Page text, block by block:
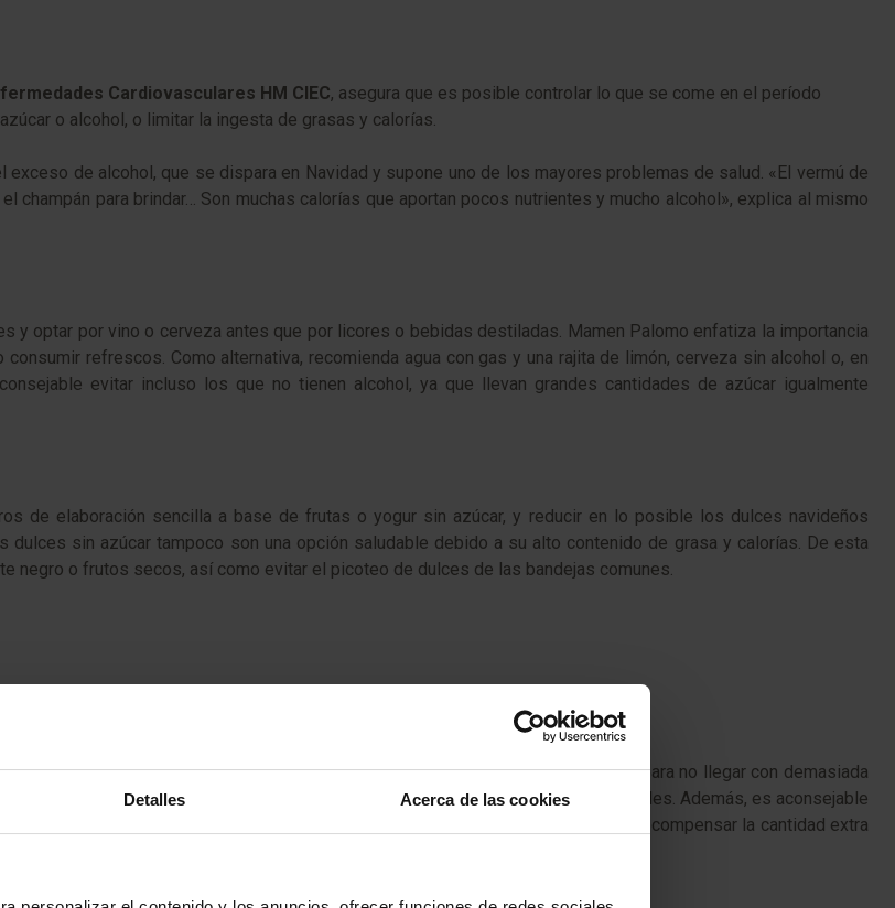
Detalles Acerca de las cookies
Cardiovasculares HM CIEC, asegura que es posible controlar lo que se come en el período
o alcohol, o limitar la ingesta de grasas y calorías.
de alcohol, que se dispara en Navidad y supone uno de los mayores problemas de salud. «El vermú de
champán para brindar… Son muchas calorías que aportan pocos nutrientes y mucho alcohol», explica al mismo
y optar por vino o cerveza antes que por licores o bebidas destiladas. Mamen Palomo enfatiza la importancia
refrescos. Como alternativa, recomienda agua con gas y una rajita de limón, cerveza sin alcohol o, en
evitar incluso los que no tienen alcohol, ya que llevan grandes cantidades de azúcar igualmente
de elaboración sencilla a base de frutas o yogur sin azúcar, y reducir en lo posible los dulces navideños
dulces sin azúcar tampoco son una opción saludable debido a su alto contenido de grasa y calorías. De esta
negro o frutos secos, así como evitar el picoteo de dulces de las bandejas comunes.
las grasas
la especialista de HM Hospitales recomienda comer cinco veces al día para no llegar con demasiada
vez de carnes y, en caso de decantarse por esta opción, eliminar las grasas visibles. Además, es aconsejable
todo, pero en cantidades moderadas. Y, por supuesto, hacer ejercicio físico para compensar la cantidad extra